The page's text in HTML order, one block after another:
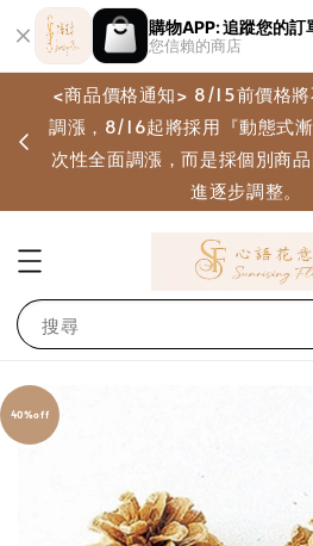
購物APP: 追蹤您的訂
您信賴的商店
<商品價格通知> 8/15前價格
調漲，8/16起將採用『動態式
次性全面調漲，而是採個別商
進逐步調整。
搜尋
40%off